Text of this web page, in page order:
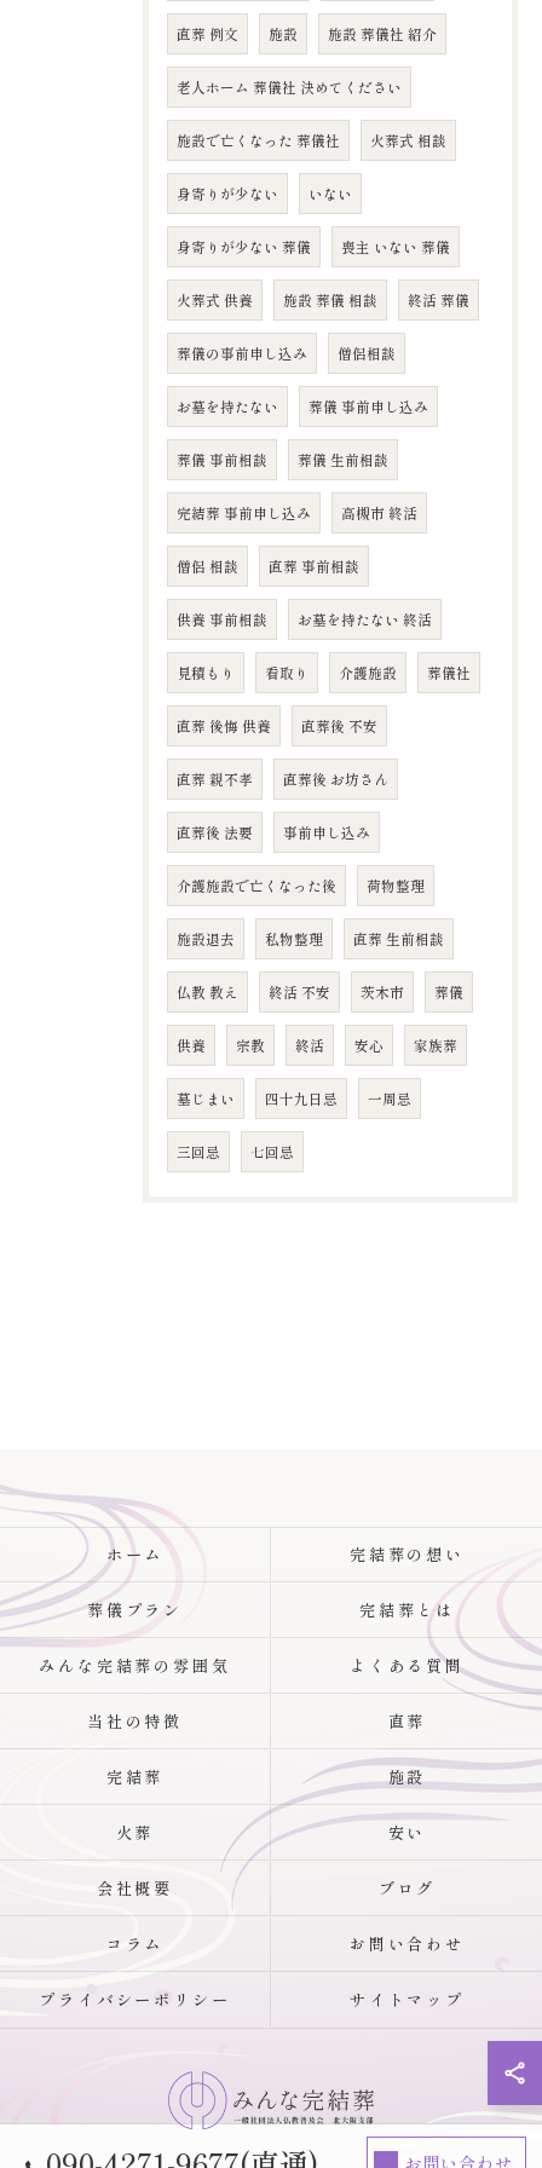
直葬 例文 施設 施設 葬儀社 紹介
老人ホーム 葬儀社 決めてください
施設で亡くなった 葬儀社 火葬式 相談
身寄りが少ない いない
身寄りが少ない 葬儀 喪主 いない 葬儀
火葬式 供養 施設 葬儀 相談 終活 葬儀
葬儀の事前申し込み 僧侶相談
お墓を持たない 葬儀 事前申し込み
葬儀 事前相談 葬儀 生前相談
完結葬 事前申し込み 高槻市 終活
僧侶 相談 直葬 事前相談
供養 事前相談 お墓を持たない 終活
見積もり 看取り 介護施設 葬儀社
直葬 後悔 供養 直葬後 不安
直葬 親不孝 直葬後 お坊さん
直葬後 法要 事前申し込み
介護施設で亡くなった後 荷物整理
施設退去 私物整理 直葬 生前相談
仏教 教え 終活 不安 茨木市 葬儀
供養 宗教 終活 安心 家族葬
墓じまい 四十九日忌 ​一周忌
​三回忌 七回忌
お問い合わせ
ホーム 完結葬の想い
葬儀プラン 完結葬とは
みんな完結葬の雰囲気 よくある質問
当社の特徴 直葬
完結葬 施設
火葬 安い
会社概要 ブログ
コラム お問い合わせ
プライバシーポリシー サイトマップ